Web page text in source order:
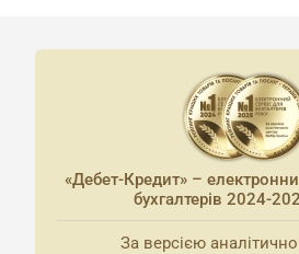
«Дебет-Кредит» –
бухгалтерів 2024-
За версією